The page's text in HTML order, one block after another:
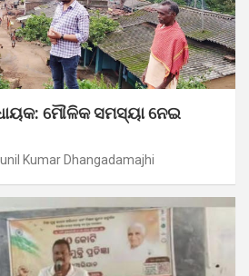
ମୌଳିକ ସମସ୍ୟା ନେଇ
Kumar Dhangadamajhi